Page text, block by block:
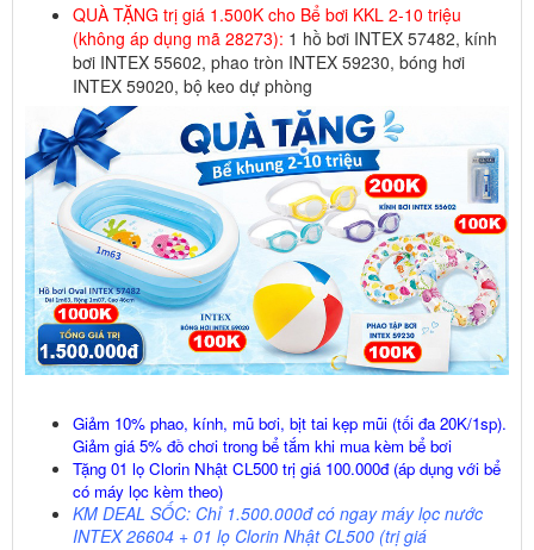
QUÀ TẶNG trị giá 1.500K cho Bể bơi KKL 2-10 triệu
(không áp dụng mã 28273): 1 hồ bơi INTEX 57482, kính
bơi INTEX 55602, phao tròn INTEX 59230, bóng hơi
INTEX 59020, bộ keo dự phòng
Giảm 10% phao, kính, mũ bơi, bịt tai kẹp mũi (tối đa 20K/1sp).
Giảm giá 5% đồ chơi trong bể tắm khi mua kèm bể bơi
Tặng 01 lọ Clorin Nhật CL500 trị giá 100.000đ (áp dụng với bể
có máy lọc kèm theo)
KM DEAL SỐC: Chỉ 1.500.000đ có ngay máy lọc nước
INTEX 26604 + 01 lọ Clorin Nhật CL500 (trị giá